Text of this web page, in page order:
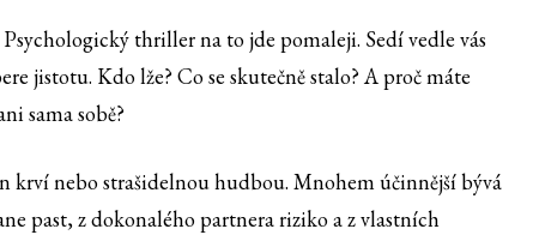
thriller na to jde pomaleji. Sedí vedle vás
jistotu. Kdo lže? Co se skutečně stalo? A proč máte
sama sobě?
krví nebo strašidelnou hudbou. Mnohem účinnější bývá
past, z dokonalého partnera riziko a z vlastních